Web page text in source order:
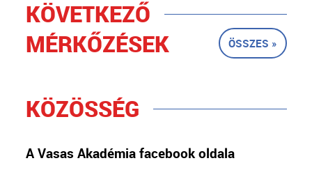
KÖVETKEZŐ
MÉRKŐZÉSEK
ÖSSZES »
KÖZÖSSÉG
A Vasas Akadémia facebook oldala